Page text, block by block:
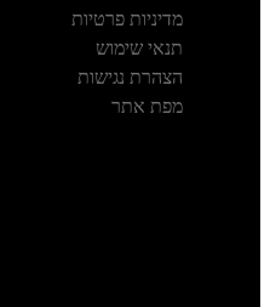
מדיניות פרטיות
תנאי שימוש
הצהרת נגישות
מפת אתר